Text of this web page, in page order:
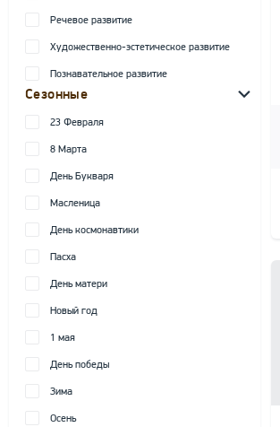
Речевое развитие
Художественно-эстетическое развитие
Познавательное развитие
Сезонные
23 Февраля
8 Марта
День Букваря
Масленица
День космонавтики
Пасха
День матери
Новый год
1 мая
День победы
Зима
Осень